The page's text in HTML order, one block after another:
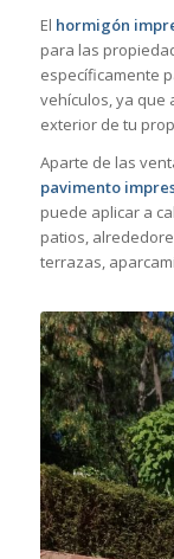
El hormigón
para las
específicamente
vehículos, ya que
exterior de tu
Aparte de las
pavimento
puede aplicar a
patios,
terrazas,